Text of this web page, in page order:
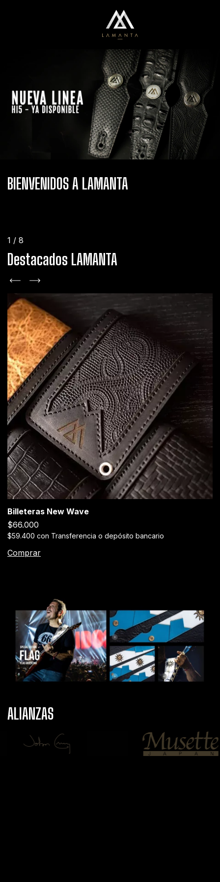
BIENVENIDOS A LAMANTA
1 / 8
Destacados LAMANTA
Billeteras New Wave
$66.000
$59.400 con Transferencia o depósito bancario
Comprar
ALIANZAS